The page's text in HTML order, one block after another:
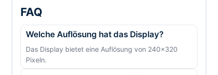
FAQ
Welche Auflösung hat das Display?
Das Display bietet eine Auflösung von 240×320
Pixeln.